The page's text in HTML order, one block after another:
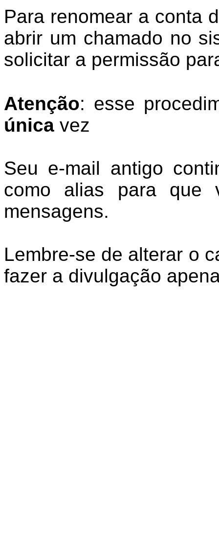
Para renomear a conta
abrir um chamado no
solicitar a permissão
Atenção: esse
única vez
Seu e-mail antigo
como alias para que
mensagens.
Lembre-se de alterar o
fazer a divulgação